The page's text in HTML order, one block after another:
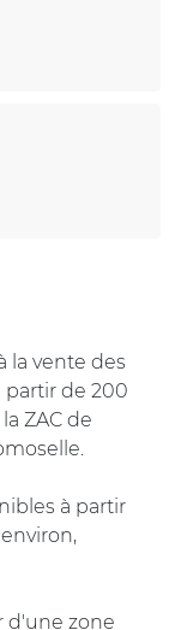
la vente des
de 200
ZAC de
à partir
d'une zone